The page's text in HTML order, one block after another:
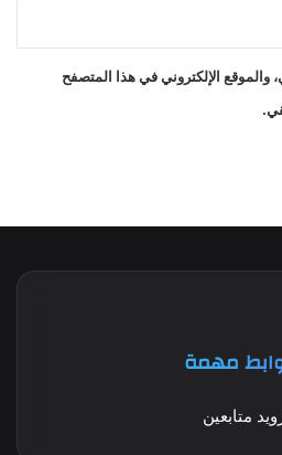
والموقع الإلكتروني في هذا المتصفح
مهمة
متابعين